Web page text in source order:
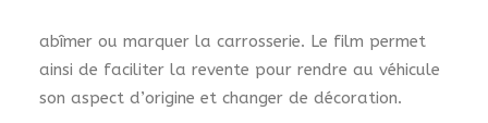
abîmer ou marquer la carrosserie. Le film permet
ainsi de faciliter la revente pour rendre au véhicule
son aspect d’origine et changer de décoration.